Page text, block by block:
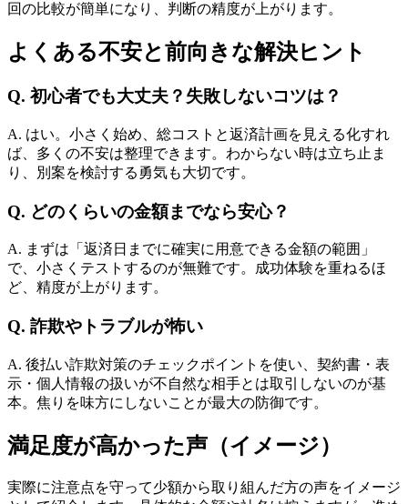
回の比較が簡単になり、判断の精度が上がります。
よくある不安と前向きな解決ヒント
Q. 初心者でも大丈夫？失敗しないコツは？
A. はい。小さく始め、総コストと返済計画を見える化すれ
ば、多くの不安は整理できます。わからない時は立ち止ま
り、別案を検討する勇気も大切です。
Q. どのくらいの金額までなら安心？
A. まずは「返済日までに確実に用意できる金額の範囲」
で、小さくテストするのが無難です。成功体験を重ねるほ
ど、精度が上がります。
Q. 詐欺やトラブルが怖い
A. 後払い詐欺対策のチェックポイントを使い、契約書・表
示・個人情報の扱いが不自然な相手とは取引しないのが基
本。焦りを味方にしないことが最大の防御です。
満足度が高かった声（イメージ）
実際に注意点を守って少額から取り組んだ方の声をイメージ